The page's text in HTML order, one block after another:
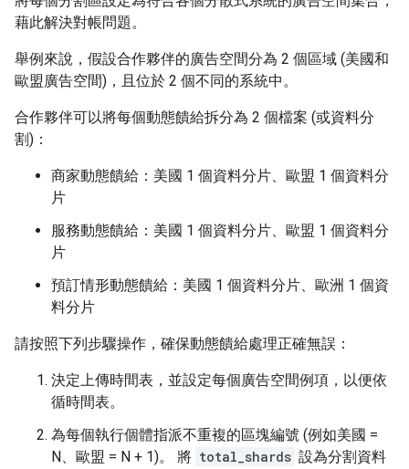
藉此解決對帳問題。
舉例來說，假設合作夥伴的廣告空間分為 2 個區域 (美國和
歐盟廣告空間)，且位於 2 個不同的系統中。
合作夥伴可以將每個動態饋給拆分為 2 個檔案 (或資料分
割)：
商家動態饋給：美國 1 個資料分片、歐盟 1 個資料分
片
服務動態饋給：美國 1 個資料分片、歐盟 1 個資料分
片
預訂情形動態饋給：美國 1 個資料分片、歐洲 1 個資
料分片
請按照下列步驟操作，確保動態饋給處理正確無誤：
決定上傳時間表，並設定每個廣告空間例項，以便依
循時間表。
為每個執行個體指派不重複的區塊編號 (例如美國 =
N、歐盟 = N + 1)。 將 total_shards 設為分割資料